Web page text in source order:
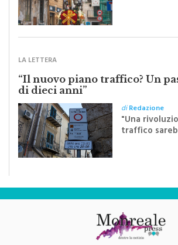
Festa del
LA LETTERA
“Il nuovo piano traffico? Un
di dieci anni”
diRedazione
"Una
traffico